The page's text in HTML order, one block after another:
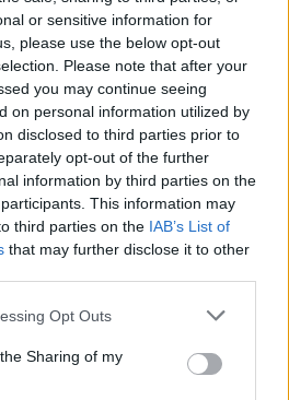
or sensitive information for
please use the below opt-out
Please note that after your
you may continue seeing
on personal information utilized by
disclosed to third parties prior to
opt-out of the further
information by third parties on the
This information may
third parties on the IAB’s List of
that may further disclose it to other
Opt Outs
Sharing of my
Fotos
los 500 artistas más
esta semana.